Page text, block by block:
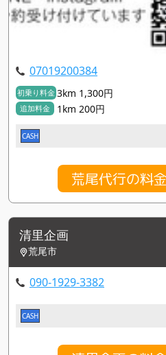
07019200384
初乗り料金 3km 1,300円
追加料金 1km 200円
CASH
荒尾代行の料
清里企画
荒尾市
090-1929-3382
CASH